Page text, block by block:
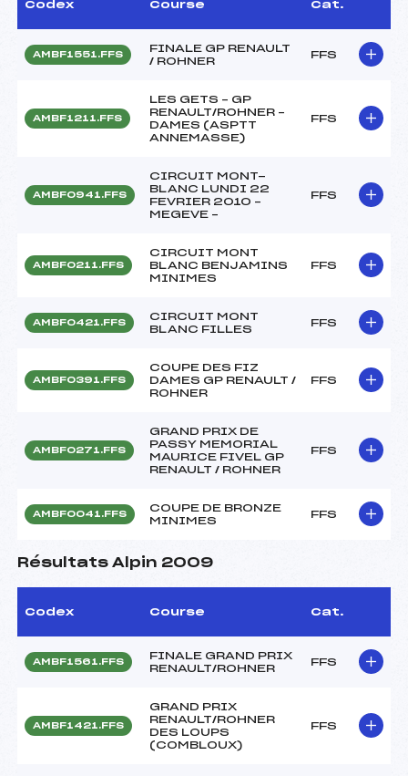
Codex Course Cat.
AMBF1551.FFS
FINALE GP RENAULT
/ ROHNER
FFS
AMBF1211.FFS
LES GETS – GP
RENAULT/ROHNER –
DAMES (ASPTT
ANNEMASSE)
FFS
AMBF0941.FFS
CIRCUIT MONT-
BLANC LUNDI 22
FEVRIER 2010 –
MEGEVE –
FFS
AMBF0211.FFS
CIRCUIT MONT
BLANC BENJAMINS
MINIMES
FFS
AMBF0421.FFS
CIRCUIT MONT
BLANC FILLES
FFS
AMBF0391.FFS
COUPE DES FIZ
DAMES GP RENAULT /
ROHNER
FFS
AMBF0271.FFS
GRAND PRIX DE
PASSY MEMORIAL
MAURICE FIVEL GP
RENAULT / ROHNER
FFS
AMBF0041.FFS
COUPE DE BRONZE
MINIMES
FFS
Résultats Alpin 2009
Codex Course Cat.
AMBF1561.FFS
FINALE GRAND PRIX
RENAULT/ROHNER
FFS
AMBF1421.FFS
GRAND PRIX
RENAULT/ROHNER
DES LOUPS
(COMBLOUX)
FFS